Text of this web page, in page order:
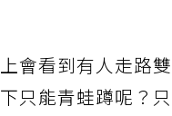
會看到有人走路
只能青蛙蹲呢？